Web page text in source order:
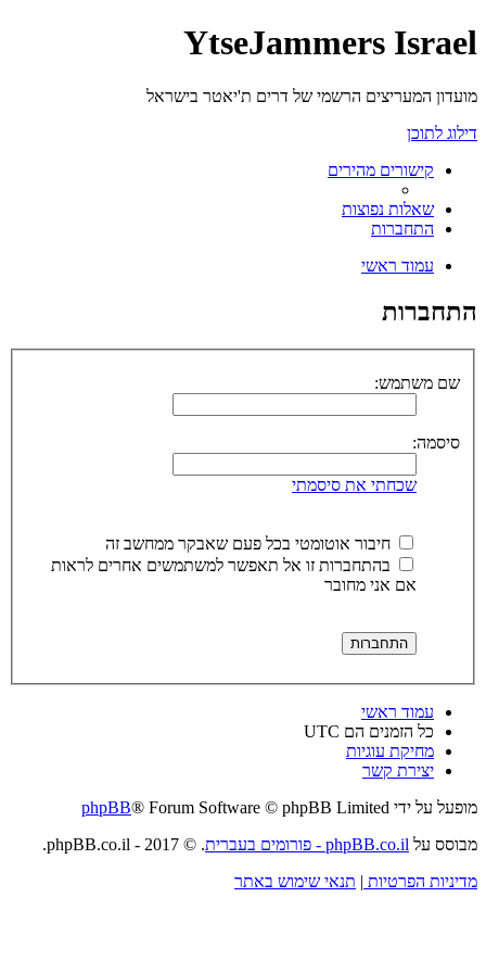
YtseJammers Israel
מועדון המעריצים הרשמי של דרים ת'יאטר בישראל
דילוג לתוכן
קישורים מהירים
שאלות נפוצות
התחברות
עמוד ראשי
התחברות
שם משתמש:
סיסמה:
שכחתי את סיסמתי
חיבור אוטומטי בכל פעם שאבקר ממחשב זה
בהתחברות זו אל תאפשר למשתמשים אחרים לראות
אם אני מחובר
עמוד ראשי
כל הזמנים הם UTC
מחיקת עוגיות
יצירת קשר
מופעל על ידי
phpBB® Forum Software © phpBB Limited
מבוסס על phpBB.co.il - פורומים בעברית
. © 2017 - phpBB.co.il.
מדיניות הפרטיות | תנאי שימוש באתר